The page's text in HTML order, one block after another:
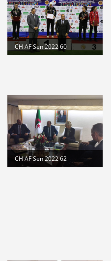
CH AF Sen 2022 60
CH AF Sen 2022 62